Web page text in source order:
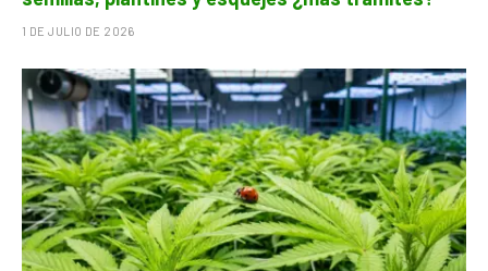
1 DE JULIO DE 2026